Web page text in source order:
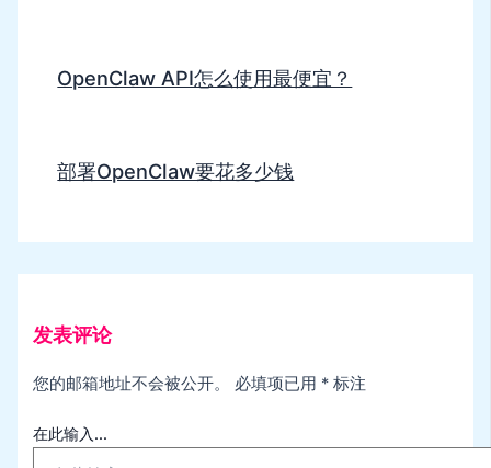
OpenClaw API怎么使用最便宜？
部署OpenClaw要花多少钱
发表评论
您的邮箱地址不会被公开。 必填项已用 * 标注
在此输入...